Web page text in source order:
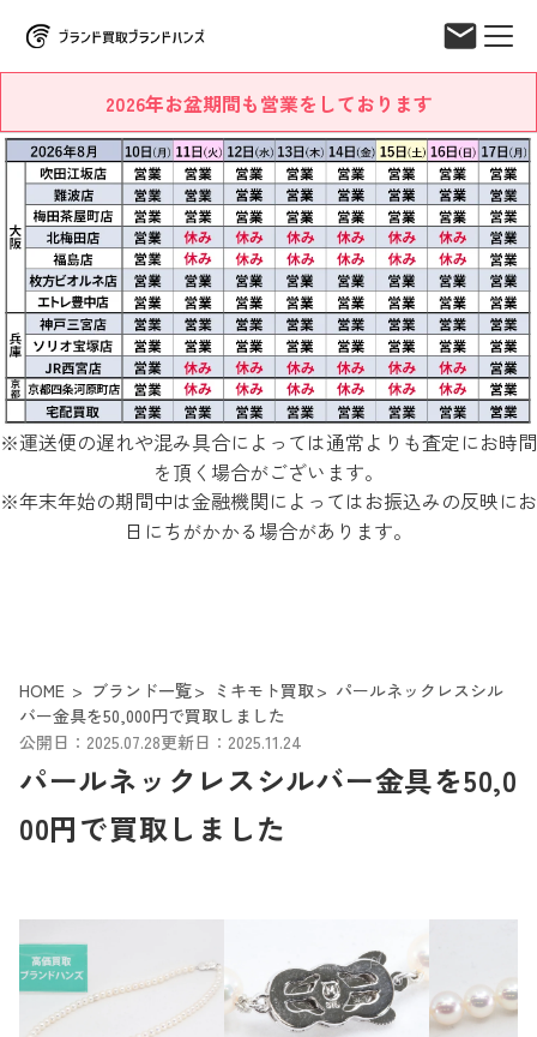
2026年お盆期間も営業をしております
※運送便の遅れや混み具合によっては通常よりも査定にお時間
を頂く場合がございます。
※年末年始の期間中は金融機関によってはお振込みの反映にお
日にちがかかる場合があります。
HOME ブランド一覧 ミキモト買取
パールネックレスシル
バー金具を50,000円で買取しました
公開日：2025.07.28更新日：2025.11.24
パールネックレスシルバー金具を50,0
00円で買取しました